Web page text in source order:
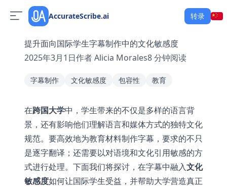
AccurateScribe.ai 转录
提升面向国际学生字幕制作中的文化敏感度
2025年3月1日作者Alicia Morales8分钟阅读
字幕制作 文化敏感度 包容性 教育
在跨国大学中，学生带来的不仅是多样的语言背
景，还有影响他们理解语言和媒体方式的独特文化
规范。要高效地为教育材料制作字幕，要求的不只
是逐字翻译；还需要以对语境和文化引用敏感的方
式进行处理。下面我们将探讨，在字幕中融入文化
敏感度如何让国际学生受益，并帮助大学营造真正